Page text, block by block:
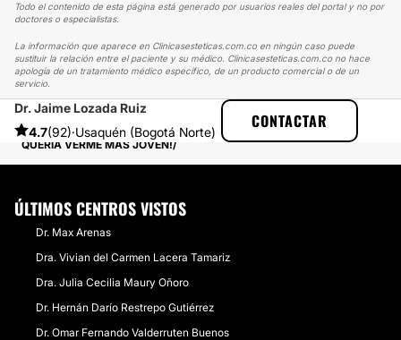
Todo el contenido de esta página está generado por usuarios reales del portal y no por
doctores o especialistas.
La información que aparece en Clinicasesteticas.com.co en ningún caso puede
sustituir la relación entre el paciente y su médico. Clinicasesteticas.com.co no hace
apología de un tratamiento médico específico, de un producto comercial o de un
servicio.
Dr. Jaime Lozada Ruiz
4.7(92)·Usaquén (Bogotá Norte)
CONTACTAR
CLINICASESTETICAS
EXPERIENCIAS
EXPERIENCIAS SOBRE BLEFAROPLASTIA
QUERÍA VERME MÁS JOVEN!
ÚLTIMOS CENTROS VISTOS
Dr. Max Arenas
Dra. Vivian del Carmen Lacera Tamariz
Dra. Julia Cecilia Maury Oñoro
Dr. Hernán Darío Restrepo Gutiérrez
Dr. Omar Fernando Valderruten Buenos